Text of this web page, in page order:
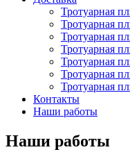
Тротуарная
Тротуарная
Тротуарная
Тротуарная
Тротуарная
Тротуарная
Тротуарная
Контакты
Наши работы
Наши работы